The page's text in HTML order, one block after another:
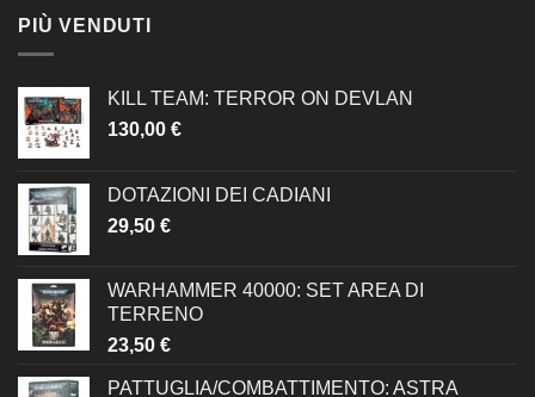
PIÙ VENDUTI
KILL TEAM: TERROR ON DEVLAN
130,00 €
DOTAZIONI DEI CADIANI
29,50 €
WARHAMMER 40000: SET AREA DI
TERRENO
23,50 €
PATTUGLIA/COMBATTIMENTO: ASTRA